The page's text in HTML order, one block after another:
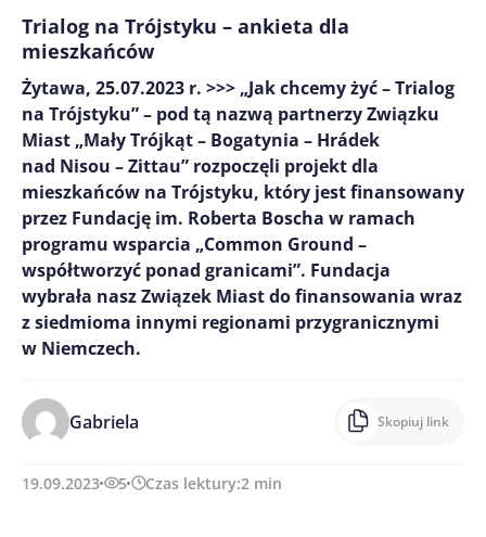
Trialog na Trójstyku – ankieta dla
mieszkańców
Żytawa, 25.07.2023 r. >>> „Jak chcemy żyć – Trialog
na Trójstyku” – pod tą nazwą partnerzy Związku
Miast „Mały Trójkąt – Bogatynia – Hrádek
nad Nisou – Zittau” rozpoczęli projekt dla
mieszkańców na Trójstyku, który jest finansowany
przez Fundację im. Roberta Boscha w ramach
programu wsparcia „Common Ground –
współtworzyć ponad granicami”. Fundacja
wybrała nasz Związek Miast do finansowania wraz
z siedmioma innymi regionami przygranicznymi
w Niemczech.
Gabriela Skopiuj link
19.09.2023 5 Czas lektury:2 min